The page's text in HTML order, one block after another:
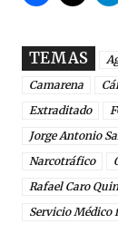
TEMAS
Camarena
Extraditado
Jorge Antonio
Narcotráfico
Rafael Caro
Servicio Médico